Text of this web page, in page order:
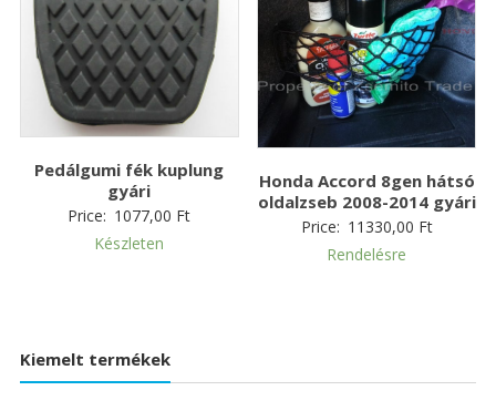
Pedálgumi fék kuplung
gyári
Price: 1077,00 Ft
Készleten
Honda Accord 8gen hátsó
oldalzseb 2008-2014 gyári
Price: 11330,00 Ft
Rendelésre
Kiemelt termékek